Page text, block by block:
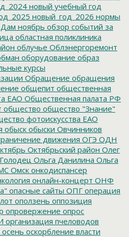
новый учебный год
новый_год_2026 нормы
ноябрь обзор событий за
областная поликлиника
облучье Облэнергоремонт
оборудование образ
курсы
Обращение обращения
общепит общественная
ЕАО Общественная палата РФ
общество общество "Знание"
фотоискусства ЕАО
обыск обыски Овчинников
движения ОГЭ ОДН
Октябрьский район Олег
Ольга Данилина Ольга
Омск онкодиспансер
онлайн-концерт ОНФ
опасные сайты ОПГ операция
оползень оппозиция
опровержение опрос
организация пчеловодов
осень оскорбление власти